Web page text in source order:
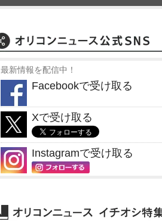
最新情報を配信中！
Facebookで受け取る
Xで受け取る
Instagramで受け取る